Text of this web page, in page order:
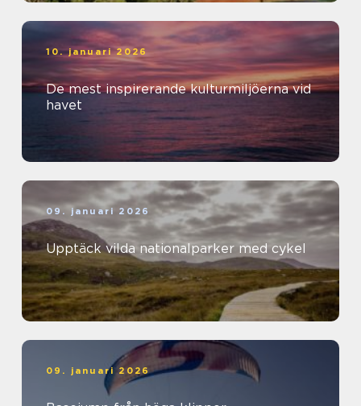
10. januari 2026
De mest inspirerande kulturmiljöerna vid
havet
09. januari 2026
Upptäck vilda nationalparker med cykel
09. januari 2026